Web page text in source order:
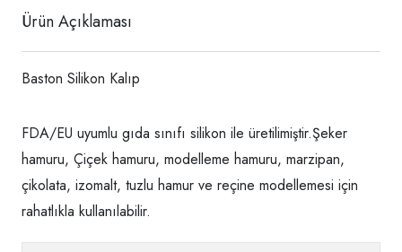
Ürün Açıklaması
Baston Silikon Kalıp
FDA/EU uyumlu gıda sınıfı silikon ile üretilimiştir.Şeker
hamuru, Çiçek hamuru, modelleme hamuru, marzipan,
çikolata, izomalt, tuzlu hamur ve reçine modellemesi için
rahatlıkla kullanılabilir.